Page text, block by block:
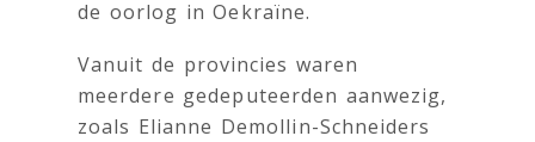
de oorlog in Oekraïne.
Vanuit de provincies waren
meerdere gedeputeerden aanwezig,
zoals Elianne Demollin-Schneiders